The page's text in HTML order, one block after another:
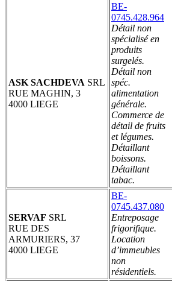
ASK SACHDEVA SRL
RUE MAGHIN, 3
4000 LIEGE
BE-
0745.428.964
Détail non
spécialisé en
produits
surgelés.
Détail non
spéc.
alimentation
générale.
Commerce de
détail de fruits
et légumes.
Détaillant
boissons.
Détaillant
tabac.
SERVAF SRL
RUE DES
ARMURIERS, 37
4000 LIEGE
BE-
0745.437.080
Entreposage
frigorifique.
Location
d’immeubles
non
résidentiels.